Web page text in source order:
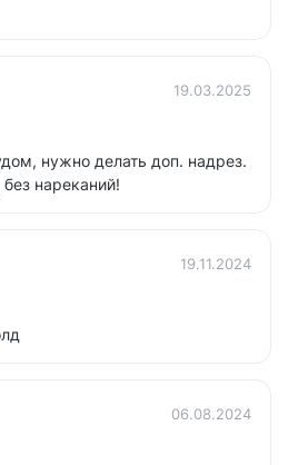
19.03.2025
нужно делать доп. надрез.
нареканий!
19.11.2024
06.08.2024